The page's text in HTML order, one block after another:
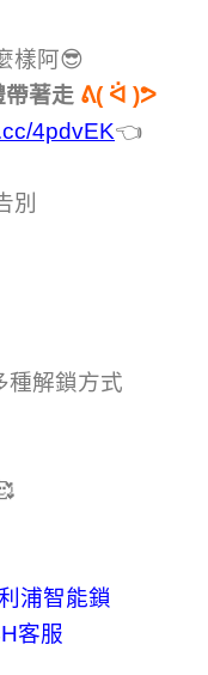
樣阿😎
帶著走 ᕕ( ᐛ )ᕗ
4pdvEK👈
別
種解鎖方式
浦智能鎖
客服